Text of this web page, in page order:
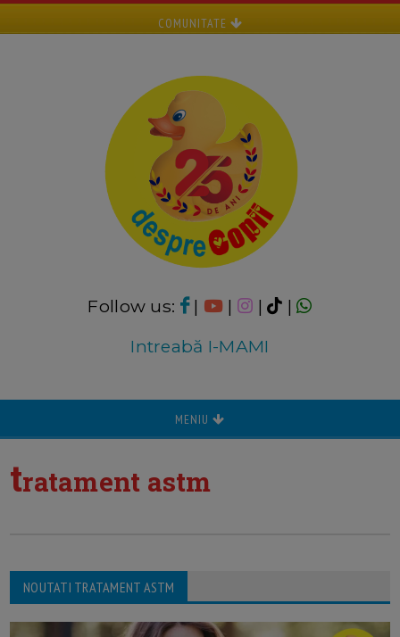
COMUNITATE
Follow us: | | |
|
Intreabă I-MAMI
MENIU
tratament astm
NOUTATI TRATAMENT ASTM